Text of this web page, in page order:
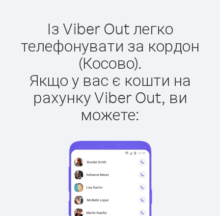
Із Viber Out легко
телефонувати за кордон
(Косово).
Якщо у вас є кошти на
рахунку Viber Out, ви
можете: